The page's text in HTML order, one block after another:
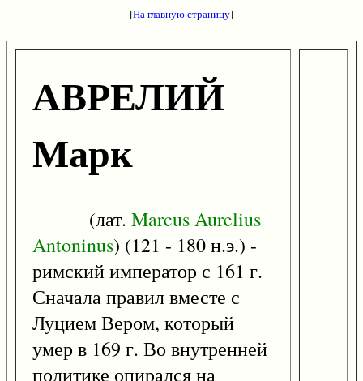
[На главную страницу]
АВРЕЛИЙ
Марк
(лат. MarcusAurelius
Antoninus) (121 - 180 н.э.) -
римский император с 161 г.
Сначала правил вместе с
Луцием Вером, который
умер в 169 г. Во внутренней
политике опирался на